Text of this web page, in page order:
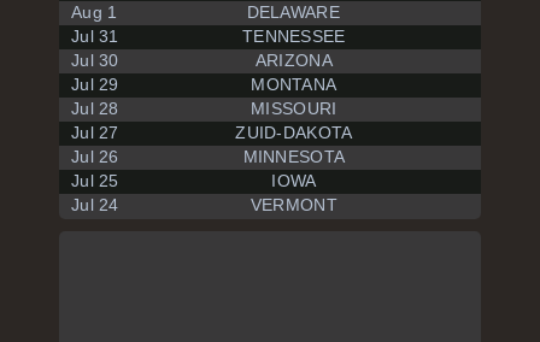
Aug 1
DELAWARE
Jul 31
TENNESSEE
Jul 30
ARIZONA
Jul 29
MONTANA
Jul 28
MISSOURI
Jul 27
ZUID-DAKOTA
Jul 26
MINNESOTA
Jul 25
IOWA
Jul 24
VERMONT